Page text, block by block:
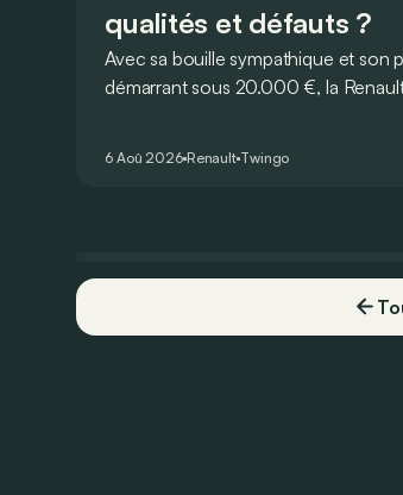
qualités et défauts ?
Avec sa bouille sympathique et son
démarrant sous 20.000 €, la
séduisantes du moment. Mais est-ce
6 Aoû 2026 Renault Twingo